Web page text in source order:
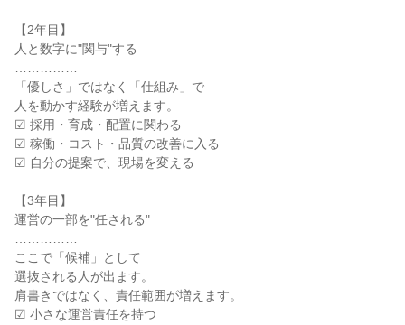
【2年目】
人と数字に"関与"する
「優しさ」ではなく「仕組み」で
人を動かす経験が増えます。
☑ 採用・育成・配置に関わる
☑ 稼働・コスト・品質の改善に入る
☑ 自分の提案で、現場を変える
【3年目】
運営の一部を"任される"
ここで「候補」として
選抜される人が出ます。
肩書きではなく、責任範囲が増えます。
☑ 小さな運営責任を持つ